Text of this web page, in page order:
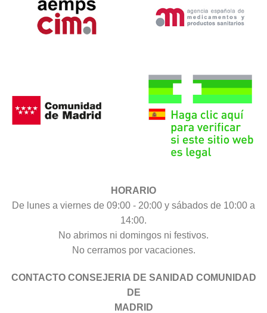
HORARIO
De lunes a viernes de 09:00 - 20:00 y sábados de 10:00 a
14:00.
No abrimos ni domingos ni festivos.
No cerramos por vacaciones.
CONTACTO CONSEJERIA DE SANIDAD COMUNIDAD
DE
MADRID